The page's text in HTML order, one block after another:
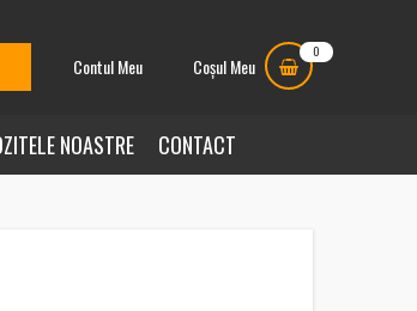
Contul Meu
Coșul Meu
0
NOASTRE CONTACT